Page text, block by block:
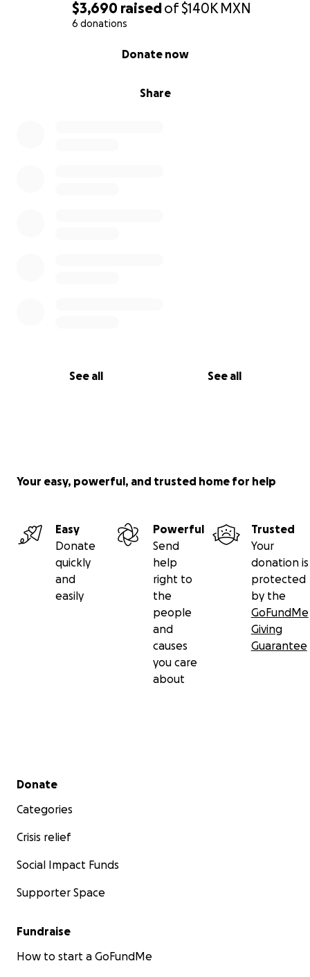
$3,690 raisedof$140K MXN
6 donations
Share
Donate now
See all See all
Your easy, powerful, and trusted home for help
Easy
Donate
quickly
and
easily
Powerful
Send
help
right to
the
people
and
causes
you care
about
Trusted
Your
donation is
protected
by the
GoFundMe
Giving
Guarantee
Secondary menu
Donate
Categories
Crisis relief
Social Impact Funds
Supporter Space
Fundraise
How to start a GoFundMe